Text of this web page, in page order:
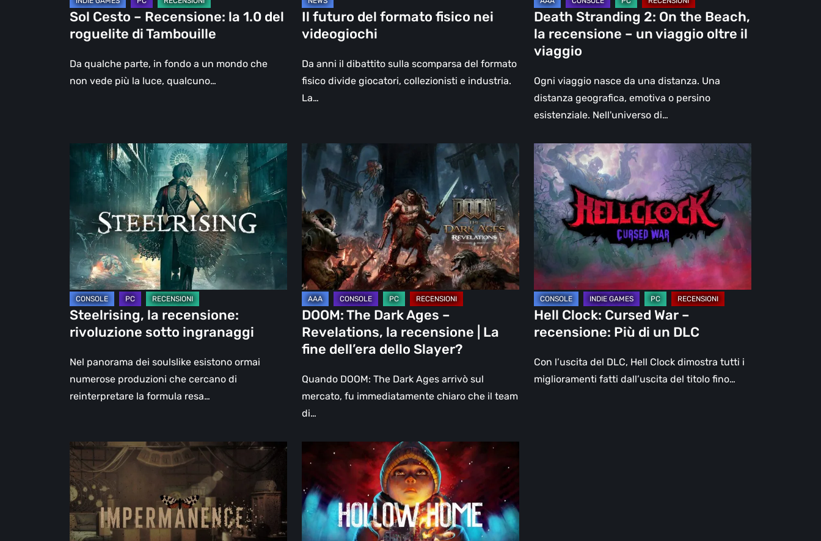
Tambouille
Sol Cesto – Recensione: la 1.0 del
roguelite di Tambouille
Da qualche parte, in fondo a un mondo che
non vede più la luce, qualcuno…
Il futuro del formato fisico nei
videogiochi
Da anni il dibattito sulla scomparsa del formato
fisico divide giocatori, collezionisti e industria.
La…
un
viaggio
oltre
il
viaggio
Death Stranding 2: On the Beach,
la recensione – un viaggio oltre il
viaggio
Ogni viaggio nasce da una distanza. Una
distanza geografica, emotiva o persino
esistenziale. Nell'universo di…
Steelrising,
recensione:
rivoluzione
sotto
ingranaggi
Steelrising, la recensione:
rivoluzione sotto ingranaggi
Nel panorama dei soulslike esistono ormai
numerose produzioni che cercano di
reinterpretare la formula resa…
DOOM:
Dark
Ages
–
Revelations,
la
recensione
|
La
fine
dell’era
dello
Slayer?
DOOM: The Dark Ages –
Revelations, la recensione | La
fine dell’era dello Slayer?
Quando DOOM: The Dark Ages arrivò sul
mercato, fu immediatamente chiaro che il team
di…
Hell
Clock:
Cursed
War
–
recensione:
di
un
DLC
Hell Clock: Cursed War –
recensione: Più di un DLC
Con l’uscita del DLC, Hell Clock dimostra tutti i
miglioramenti fatti dall’uscita del titolo fino…
Impermanence:
costruire
un
santuario
nel
teatro
Home
Anteprima:
l’ultimo
giorno